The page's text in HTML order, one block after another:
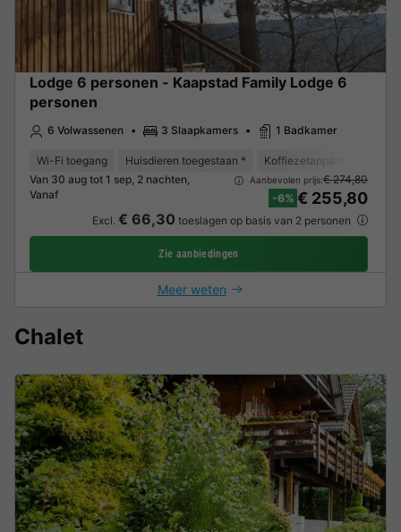
Lodge 6 personen - Kaapstad Family Lodge 6
personen
6 Volwassenen 3 Slaapkamers 1 Badkamer
Wi-Fi toegang Huisdieren toegestaan * Koffiezetapparaat
Van 30 aug tot 1 sep, 2 nachten,
Vanaf
Aanbevolen prijs:€ 274,80
-6% € 255,80
Excl. € 66,30 toeslagen op basis van 2 personen
Zie aanbiedingen
Meer weten
Chalet